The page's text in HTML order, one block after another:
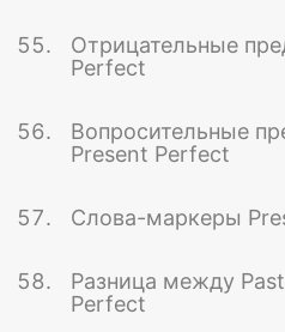
Отрицательные
Perfect
Вопросительные
Present Perfect
Слова-маркеры
Разница между
Perfect